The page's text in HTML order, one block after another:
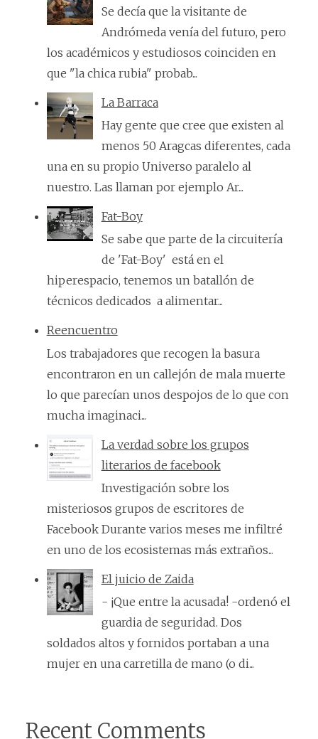
Se decía que la visitante de
Andrómeda venía del futuro, pero
los académicos y estudiosos coinciden en
que "la chica rubia" probab...
La Barraca
Hay gente que cree que existen al
menos 50 Aragcas diferentes, cada
una en su propio Universo paralelo al
nuestro. Las llaman por ejemplo Ar...
Fat-Boy
Se sabe que parte de la circuitería
de 'Fat-Boy' está en el
hiperespacio, tenemos un batallón de
técnicos dedicados a alimentar...
Reencuentro
Los trabajadores que recogen la basura
encontraron en un callejón de mala muerte
lo que parecían unos despojos de lo que con
mucha imaginaci...
La verdad sobre los grupos
literarios de facebook
Investigación sobre los
misteriosos grupos de escritores de
Facebook Durante varios meses me infiltré
en uno de los ecosistemas más extraños...
El juicio de Zaida
- ¡Que entre la acusada! -ordenó el
guardia de seguridad. Dos
soldados altos y fornidos portaban a una
mujer en una carretilla de mano (o di...
Recent Comments